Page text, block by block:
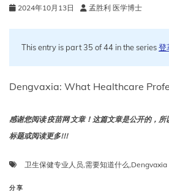
2024年10月13日 孟胜利 医学博士
This entry is part 35 of 44 in the series登
Dengvaxia: What Healthcare
感谢您阅读 疫苗网 文章！这篇文章是公开的，
标题或阅读更多!!!
卫生保健专业人员,需要知道什么,Dengvaxia
分享